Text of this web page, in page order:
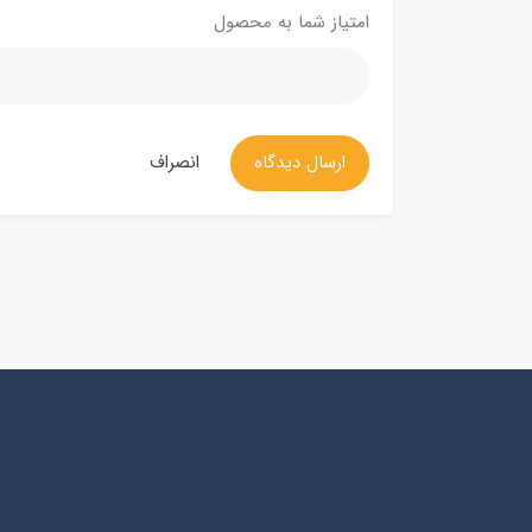
امتیاز شما به محصول
ارسال دیدگاه انصراف